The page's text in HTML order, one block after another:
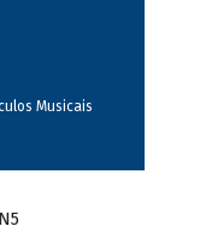
Musicais